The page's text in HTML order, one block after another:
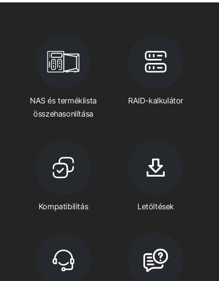
NAS és terméklista
összehasonlítása
RAID-kalkulátor
Kompatibilitás Letöltések